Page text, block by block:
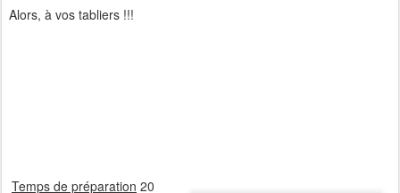
Alors, à vos tabliers !!!
Temps de préparation 20